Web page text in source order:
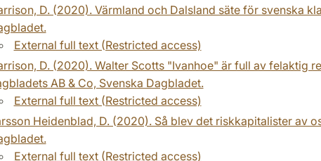
D. (2020). Värmland och Dalsland säte för svenska
External full text (Restricted access)
D. (2020). Walter Scotts "Ivanhoe" är full av felaktig
AB & Co, Svenska Dagbladet.
External full text (Restricted access)
Heidenblad, D. (2020). Så blev det riskkapitalister av
External full text (Restricted access)